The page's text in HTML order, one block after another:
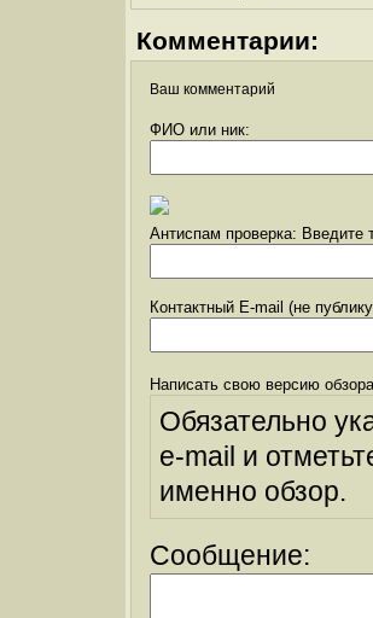
Комментарии:
Ваш комментарий
ФИО или ник:
Антиспам проверка: Введите
Контактный E-mail (не
Написать свою версию
Обязательно
e-mail и
именно обзор.
Сообщение: